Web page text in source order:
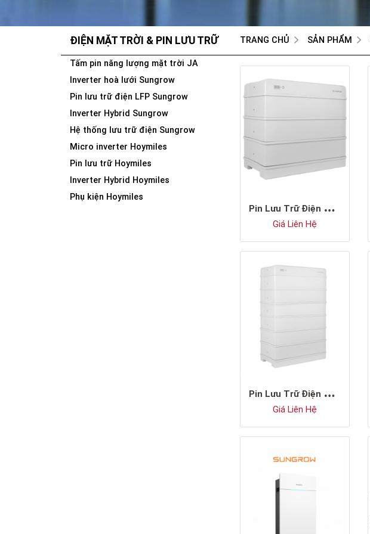
ĐIỆN MẶT TRỜI & PIN LƯU TRỮ TRANG CHỦ SẢN PHẨM
Tấm pin năng lượng mặt trời JA
Inverter hoà lưới Sungrow
Pin lưu trữ điện LFP Sungrow
Inverter Hybrid Sungrow
Hệ thống lưu trữ điện Sungrow
Micro inverter Hoymiles
Pin lưu trữ Hoymiles
Inverter Hybrid Hoymiles
Phụ kiện Hoymiles
P
in Lưu Trữ Điện LFP Điện Áp Cao Sungrow SBR096
Giá Liên Hệ
P
in Lưu Trữ Điện LFP Điện Áp Cao Sungrow SBR192
Giá Liên Hệ